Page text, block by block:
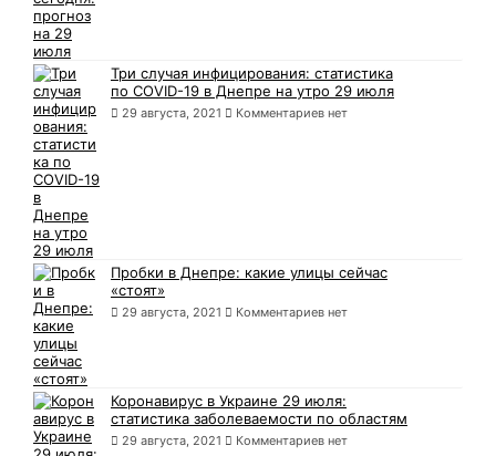
Три случая инфицирования: статистика
по COVID-19 в Днепре на утро 29 июля
29 августа, 2021 Комментариев нет
Пробки в Днепре: какие улицы сейчас
«стоят»
29 августа, 2021 Комментариев нет
Коронавирус в Украине 29 июля:
статистика заболеваемости по областям
29 августа, 2021 Комментариев нет